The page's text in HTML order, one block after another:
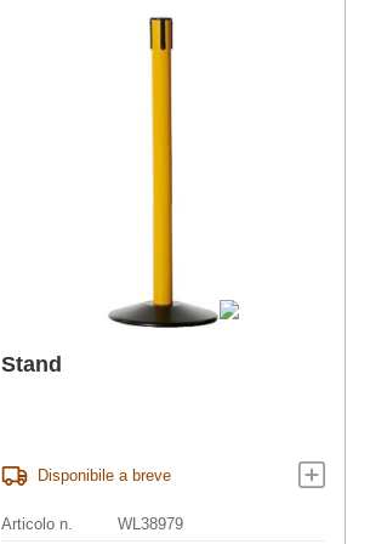
Stand
Disponibile a breve
Articolo n. WL38979